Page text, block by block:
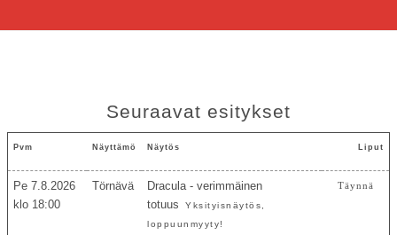
Seuraavat esitykset
Pvm Näyttämö Näytös Liput
Pe 7.8.2026
18:00
Törnävä
Dracula - verimmäinen
totuus
Yksityisnäytös,
loppuunmyyty!
Täynnä